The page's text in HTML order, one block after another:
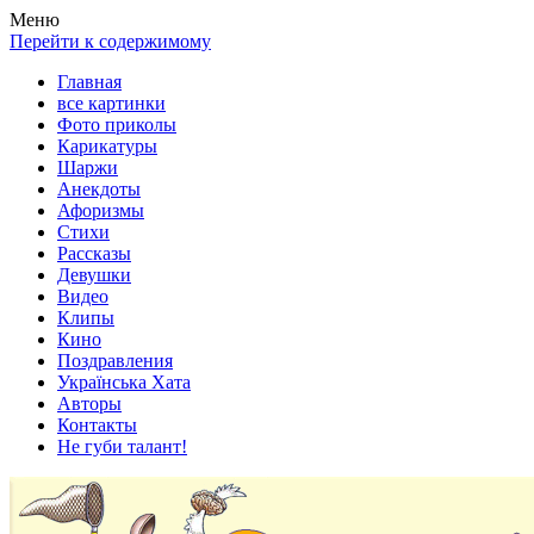
Весела хата — прикольные картинки, смешные истории, клипы!
Покажем всем ваши фото приколы, карикатуры, шаржи, стихи,
Меню
Перейти к содержимому
Главная
все картинки
Фото приколы
Карикатуры
Шаржи
Анекдоты
Афоризмы
Стихи
Рассказы
Девушки
Видео
Клипы
Кино
Поздравления
Українська Хата
Авторы
Контакты
Не губи талант!